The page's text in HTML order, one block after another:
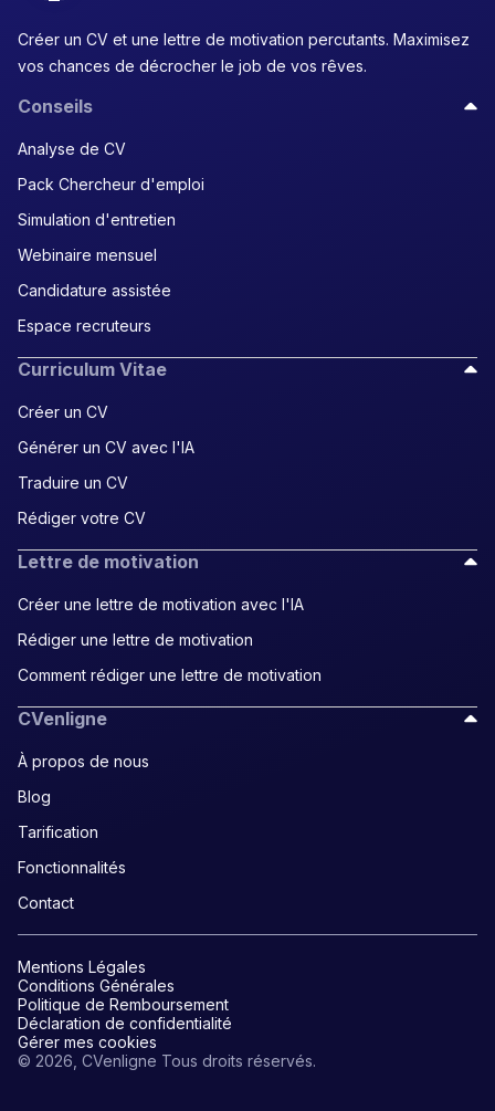
Créer un CV et une lettre de motivation percutants. Maximisez
vos chances de décrocher le job de vos rêves.
Conseils
Analyse de CV
Pack Chercheur d'emploi
Simulation d'entretien
Webinaire mensuel
Candidature assistée
Espace recruteurs
Curriculum Vitae
Créer un CV
Générer un CV avec l'IA
Traduire un CV
Rédiger votre CV
Lettre de motivation
Créer une lettre de motivation avec l'IA
Rédiger une lettre de motivation
Comment rédiger une lettre de motivation
CVenligne
À propos de nous
Blog
Tarification
Fonctionnalités
Contact
© 2026, CVenligne Tous droits réservés.
Mentions Légales
Conditions Générales
Politique de Remboursement
Déclaration de confidentialité
Gérer mes cookies